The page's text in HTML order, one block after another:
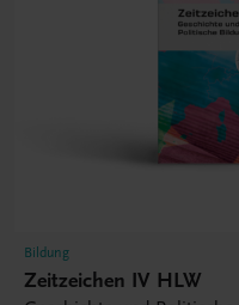
Bildung
Zeitzeichen IV HLW